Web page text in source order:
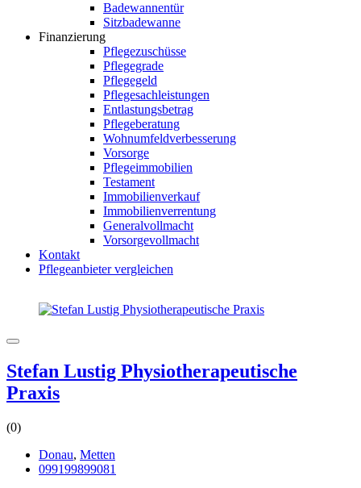
Badewannentür
Sitzbadewanne
Finanzierung
Pflegezuschüsse
Pflegegrade
Pflegegeld
Pflegesachleistungen
Entlastungsbetrag
Pflegeberatung
Wohnumfeldverbesserung
Vorsorge
Pflegeimmobilien
Testament
Immobilienverkauf
Immobilienverrentung
Generalvollmacht
Vorsorgevollmacht
Kontakt
Pflegeanbieter vergleichen
Stefan Lustig Physiotherapeutische
Praxis
(0)
Donau, Metten
099199899081